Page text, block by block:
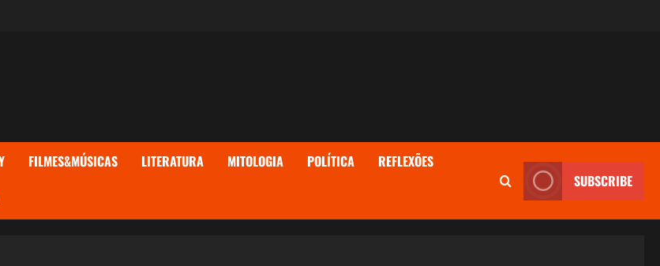
FILMES&MÚSICAS LITERATURA MITOLOGIA POLÍTICA REFLEXÕES
SUBSCRIBE